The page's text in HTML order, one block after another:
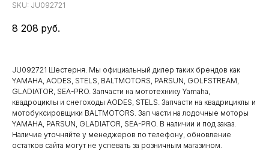
SKU: JU092721
8 208 руб.
JU092721 Шестерня. Мы официальный дилер таких брендов как
YAMAHA, AODES, STELS, BALTMOTORS, PARSUN, GOLFSTREAM,
GLADIATOR, SEA-PRO. Запчасти на мототехнику Yamaha,
квадроциклы и снегоходы AODES, STELS. Запчасти на квадрициклы и
мотобуксировщики BALTMOTORS. Зап части на лодочные моторы
YAMAHA, PARSUN, GLADIATOR, SEA-PRO. В наличии и под заказ.
Наличие уточняйте у менеджеров по телефону, обновление
остатков сайта могут не успевать за розничным магазином.